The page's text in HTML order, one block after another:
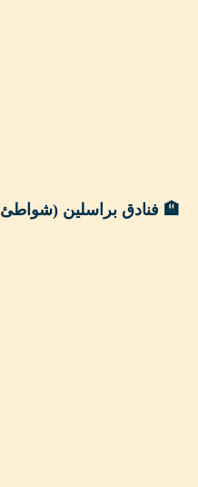
🏨 فنادق براسلين (شواطئ Anse Lazio الساحرة):